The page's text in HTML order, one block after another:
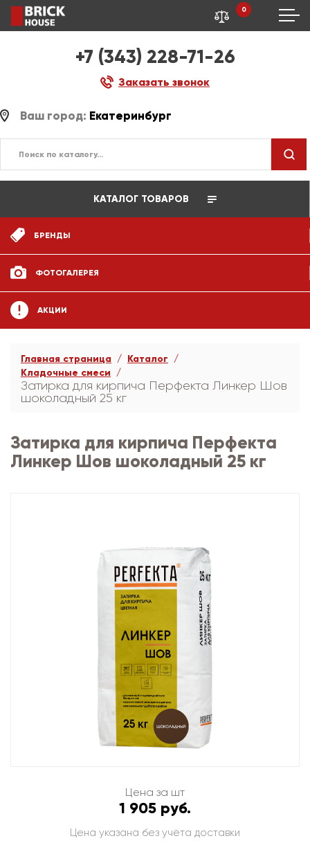
+7 (343) 228-71-26
Заказать звонок
0
Ваш город: Екатеринбург
КАТАЛОГ ТОВАРОВ
БРЕНДЫ
ФОТОГАЛЕРЕЯ
АКЦИИ
Главная страница
Каталог
Кладочные смеси
Затирка для кирпича Перфекта Линкер Шов
шоколадный 25 кг
Затирка для кирпича Перфекта
Линкер Шов шоколадный 25 кг
Цена за шт
1 905 руб.
Цена указана без учёта доставки